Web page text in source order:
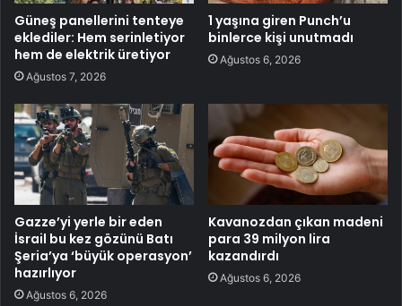
Güneş panellerini tenteye
eklediler: Hem serinletiyor
hem de elektrik üretiyor
Ağustos 7, 2026
1 yaşına giren Punch’u
binlerce kişi unutmadı
Ağustos 6, 2026
Gazze’yi yerle bir eden
İsrail bu kez gözünü Batı
Şeria’ya ‘büyük operasyon’
hazırlıyor
Ağustos 6, 2026
Kavanozdan çıkan madeni
para 39 milyon lira
kazandırdı
Ağustos 6, 2026